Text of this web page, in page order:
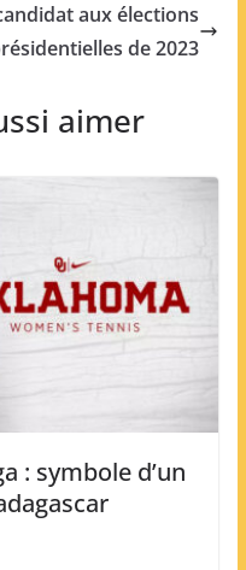
aux élections
de 2023
aimer
: symbole d’un